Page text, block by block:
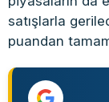
satışlarla
puandan